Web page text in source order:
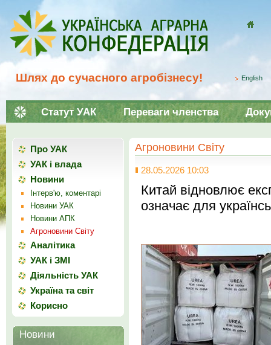
Шлях до сучасного агробізнесу! English
Статут УАК Переваги членства
Агроновини Світу
28.05.2026 10:03
Китай відновлює
означає для
Про УАК
УАК і влада
Новини
Інтерв'ю, коментарі
Новини УАК
Новини АПК
Агроновини Світу
Аналітика
УАК і ЗМІ
Діяльність УАК
Україна та світ
Корисно
Новини